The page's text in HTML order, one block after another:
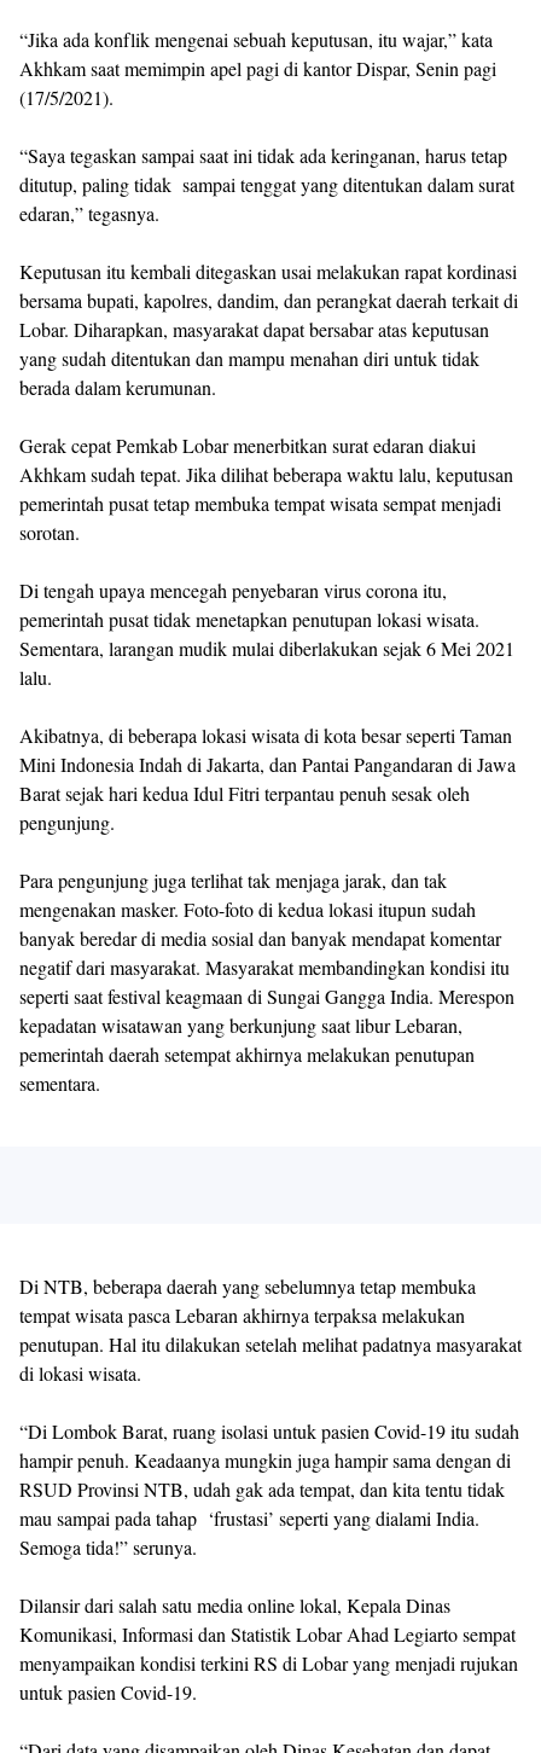
“Jika ada konflik mengenai sebuah keputusan, itu wajar,” kata
Akhkam saat memimpin apel pagi di kantor Dispar, Senin pagi
(17/5/2021).
“Saya tegaskan sampai saat ini tidak ada keringanan, harus tetap
ditutup, paling tidak sampai tenggat yang ditentukan dalam surat
edaran,” tegasnya.
Keputusan itu kembali ditegaskan usai melakukan rapat kordinasi
bersama bupati, kapolres, dandim, dan perangkat daerah terkait di
Lobar. Diharapkan, masyarakat dapat bersabar atas keputusan
yang sudah ditentukan dan mampu menahan diri untuk tidak
berada dalam kerumunan.
Gerak cepat Pemkab Lobar menerbitkan surat edaran diakui
Akhkam sudah tepat. Jika dilihat beberapa waktu lalu, keputusan
pemerintah pusat tetap membuka tempat wisata sempat menjadi
sorotan.
Di tengah upaya mencegah penyebaran virus corona itu,
pemerintah pusat tidak menetapkan penutupan lokasi wisata.
Sementara, larangan mudik mulai diberlakukan sejak 6 Mei 2021
lalu.
Akibatnya, di beberapa lokasi wisata di kota besar seperti Taman
Mini Indonesia Indah di Jakarta, dan Pantai Pangandaran di Jawa
Barat sejak hari kedua Idul Fitri terpantau penuh sesak oleh
pengunjung.
Para pengunjung juga terlihat tak menjaga jarak, dan tak
mengenakan masker. Foto-foto di kedua lokasi itupun sudah
banyak beredar di media sosial dan banyak mendapat komentar
negatif dari masyarakat. Masyarakat membandingkan kondisi itu
seperti saat festival keagmaan di Sungai Gangga India. Merespon
kepadatan wisatawan yang berkunjung saat libur Lebaran,
pemerintah daerah setempat akhirnya melakukan penutupan
sementara.
Di NTB, beberapa daerah yang sebelumnya tetap membuka
tempat wisata pasca Lebaran akhirnya terpaksa melakukan
penutupan. Hal itu dilakukan setelah melihat padatnya masyarakat
di lokasi wisata.
“Di Lombok Barat, ruang isolasi untuk pasien Covid-19 itu sudah
hampir penuh. Keadaanya mungkin juga hampir sama dengan di
RSUD Provinsi NTB, udah gak ada tempat, dan kita tentu tidak
mau sampai pada tahap ‘frustasi’ seperti yang dialami India.
Semoga tida!” serunya.
Dilansir dari salah satu media online lokal, Kepala Dinas
Komunikasi, Informasi dan Statistik Lobar Ahad Legiarto sempat
menyampaikan kondisi terkini RS di Lobar yang menjadi rujukan
untuk pasien Covid-19.